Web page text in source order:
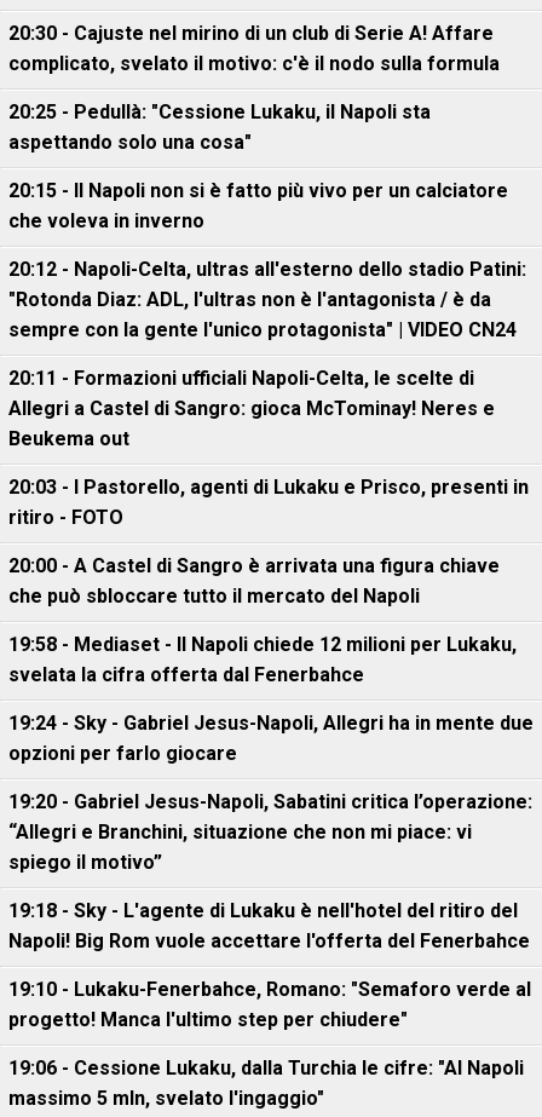
20:30 - Cajuste nel mirino di un club di Serie A! Affare
complicato, svelato il motivo: c'è il nodo sulla formula
20:25 - Pedullà: "Cessione Lukaku, il Napoli sta
aspettando solo una cosa"
20:15 - Il Napoli non si è fatto più vivo per un calciatore
che voleva in inverno
20:12 - Napoli-Celta, ultras all'esterno dello stadio Patini:
"Rotonda Diaz: ADL, l'ultras non è l'antagonista / è da
sempre con la gente l'unico protagonista" | VIDEO CN24
20:11 - Formazioni ufficiali Napoli-Celta, le scelte di
Allegri a Castel di Sangro: gioca McTominay! Neres e
Beukema out
20:03 - I Pastorello, agenti di Lukaku e Prisco, presenti in
ritiro - FOTO
20:00 - A Castel di Sangro è arrivata una figura chiave
che può sbloccare tutto il mercato del Napoli
19:58 - Mediaset - Il Napoli chiede 12 milioni per Lukaku,
svelata la cifra offerta dal Fenerbahce
19:24 - Sky - Gabriel Jesus-Napoli, Allegri ha in mente due
opzioni per farlo giocare
19:20 - Gabriel Jesus-Napoli, Sabatini critica l’operazione:
“Allegri e Branchini, situazione che non mi piace: vi
spiego il motivo”
19:18 - Sky - L'agente di Lukaku è nell'hotel del ritiro del
Napoli! Big Rom vuole accettare l'offerta del Fenerbahce
19:10 - Lukaku-Fenerbahce, Romano: "Semaforo verde al
progetto! Manca l'ultimo step per chiudere"
19:06 - Cessione Lukaku, dalla Turchia le cifre: "Al Napoli
massimo 5 mln, svelato l'ingaggio"